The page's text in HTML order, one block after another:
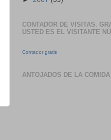
CONTADOR DE VISITAS.
USTED ES EL VISITANTE
Contador gratis
ANTOJADOS DE LA